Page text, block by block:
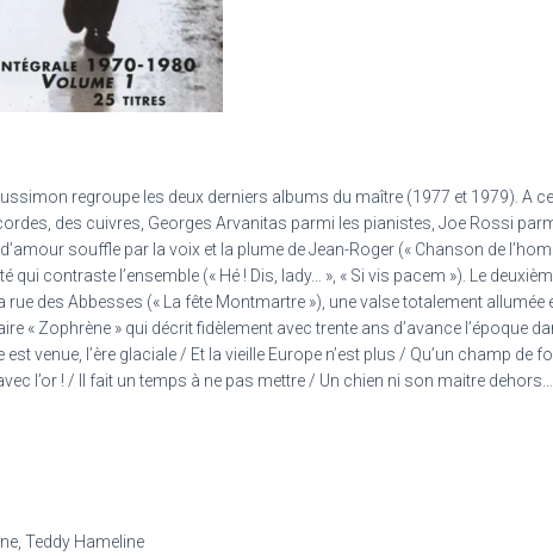
regroupe les deux derniers albums du maître (1977 et 1979). A
des cuivres, Georges Arvanitas parmi les pianistes, Joe Rossi
souffle par la voix et la plume de Jean-Roger (« Chanson de
qui contraste l’ensemble (« Hé ! Dis, lady… », « Si vis pacem »). Le
des Abbesses (« La fête Montmartre »), une valse totalement
« Zophrène » qui décrit fidèlement avec trente ans d’avance l’époque
venue, l’ère glaciale / Et la vieille Europe n’est plus / Qu’un champ
l’or ! / Il fait un temps à ne pas mettre / Un chien ni son maitre dehors…
Teddy Hameline